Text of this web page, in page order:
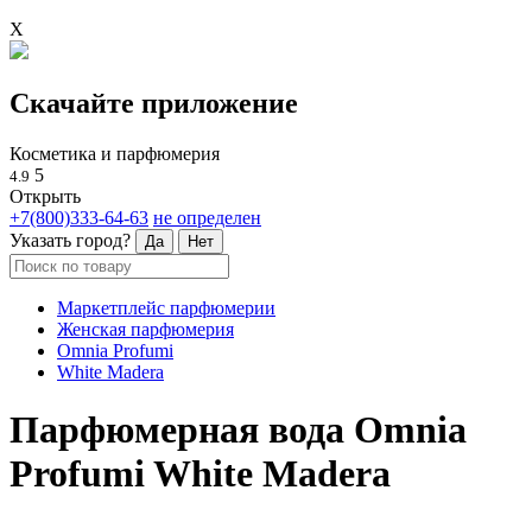
X
Скачайте приложение
Косметика и парфюмерия
4.9 5
Открыть
+7(800)333-64-63 не определен
Указать город?
Да Нет
Маркетплейс парфюмерии
Женская парфюмерия
Omnia Profumi
White Madera
Парфюмерная вода Omnia
Profumi White Madera